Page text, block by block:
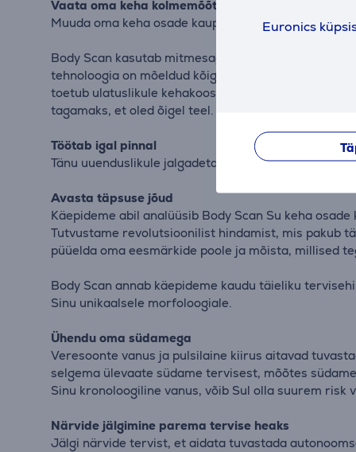
Euronics
Vaata oma keha kolmemõõtmeliselt
Muuda oma keha osade kaupa kehakoostise
Body Scan kasutab mitmesageduslikku
tehnoloogia on mõeldud kõigile, kes soovivad
toetub ulatuslikule kehakoostise andmebaasile,
tagamaks, et oled õigel teel.
Töötab igal pinnal
Tänu uuenduslikule jalgadeta disainile töötab igal
Avasta täpsuse jõud
Käepideme abil analüüsib Body Scan Su keha
Tutvustame revolutsioonilist hindamist, mis pakub
püüelda oma eesmärkide poole ja mõista, millised
Body Scan annab käepideme kaudu täieliku
Sinu unikaalsele morfoloogiale.
Ühendu oma südamega
Veresoonte vanus ja pulsilaine kiirus aitavad
selgema ülevaate südame tervisest, mõõtes
Sinu kronoloogiline vanus, võib Sul olla suurem risk
Närvide jälgimine parema tervise heaks
Jälgi närvide tervist, et aidata tuvastada